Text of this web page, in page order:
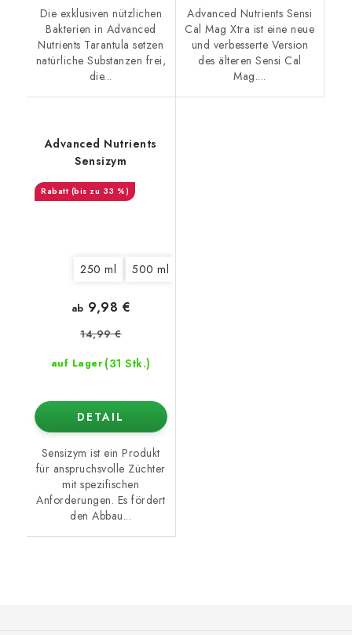
Die exklusiven nützlichen
Bakterien in Advanced
Nutrients Tarantula setzen
natürliche Substanzen frei,
die...
Advanced Nutrients Sensi
Cal Mag Xtra ist eine neue
und verbesserte Version
des älteren Sensi Cal
Mag....
Advanced Nutrients
Sensizym
(bis zu 33 %)
250 ml 500 ml
auf Lager (31 Stk.)
ab 9,98 €
14,99 €
DETAIL
Sensizym ist ein Produkt
für anspruchsvolle Züchter
mit spezifischen
Anforderungen. Es fördert
den Abbau...